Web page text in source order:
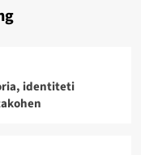
identiteti